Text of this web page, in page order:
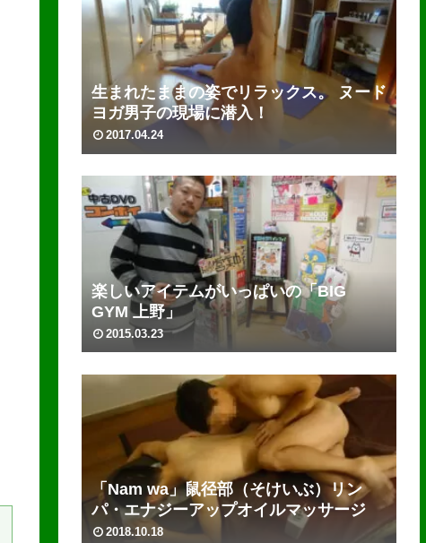
生まれたままの姿でリラックス。 ヌード
ヨガ男子の現場に潜入！
2017.04.24
楽しいアイテムがいっぱいの「BIG
GYM 上野」
2015.03.23
「Nam wa」鼠径部（そけいぶ）リン
パ・エナジーアップオイルマッサージ
2018.10.18